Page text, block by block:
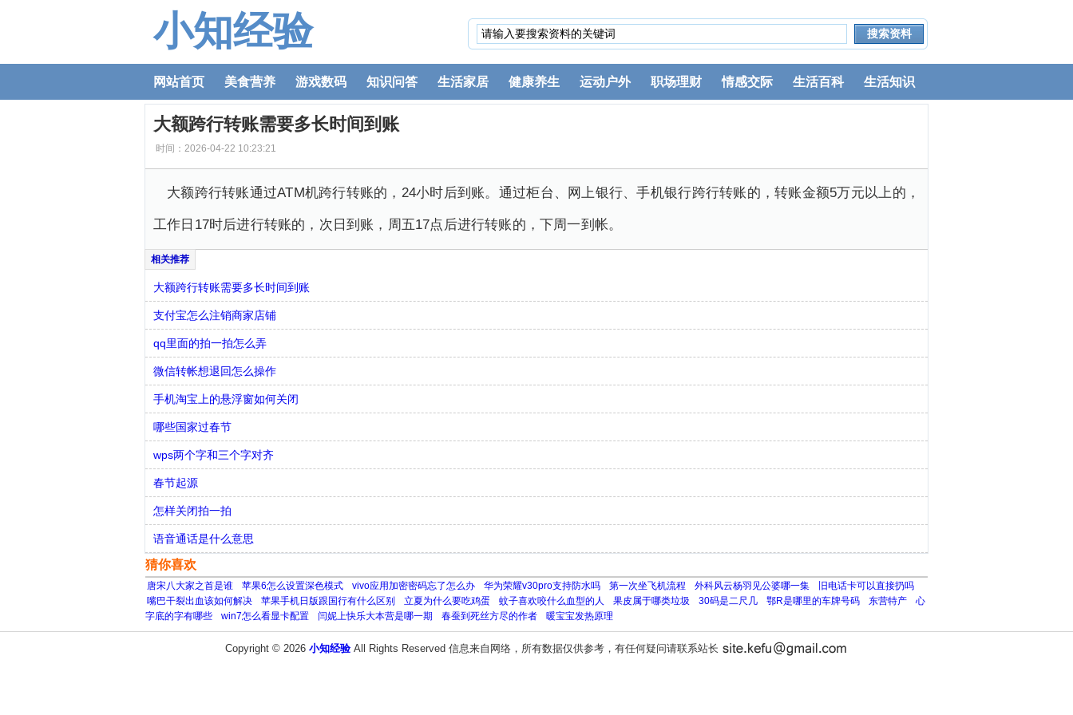
小知经验
网站首页 美食营养 游戏数码 知识问答 生活家居 健康养生 运动户外 职场理财 情感交际 生活百科 生活知识
大额跨行转账需要多长时间到账
时间：2026-04-22 10:23:21
大额跨行转账通过ATM机跨行转账的，24小时后到账。通过柜台、网上银行、手机银行跨行转账的，转账金额5万元以上的，
工作日17时后进行转账的，次日到账，周五17点后进行转账的，下周一到帐。
大额跨行转账需要多长时间到账
支付宝怎么注销商家店铺
qq里面的拍一拍怎么弄
微信转帐想退回怎么操作
手机淘宝上的悬浮窗如何关闭
哪些国家过春节
wps两个字和三个字对齐
春节起源
怎样关闭拍一拍
语音通话是什么意思
猜你喜欢
唐宋八大家之首是谁 苹果6怎么设置深色模式 vivo应用加密密码忘了怎么办 华为荣耀v30pro支持防水吗 第一次坐飞机流程 外科风云杨羽见公婆哪一集
旧电话卡可以直接扔吗
嘴巴干裂出血该如何解决
苹果手机日版跟国行有什么区别 立夏为什么要吃鸡蛋 蚊子喜欢咬什么血型的人 果皮属于哪类垃圾 30码是二尺几 鄂R是哪里的车牌号码 东营特产
心
字底的字有哪些
win7怎么看显卡配置 闫妮上快乐大本营是哪一期 春蚕到死丝方尽的作者 暖宝宝发热原理
Copyright © 2026 小知经验All Rights Reserved 信息来自网络，所有数据仅供参考，有任何疑问请联系站长